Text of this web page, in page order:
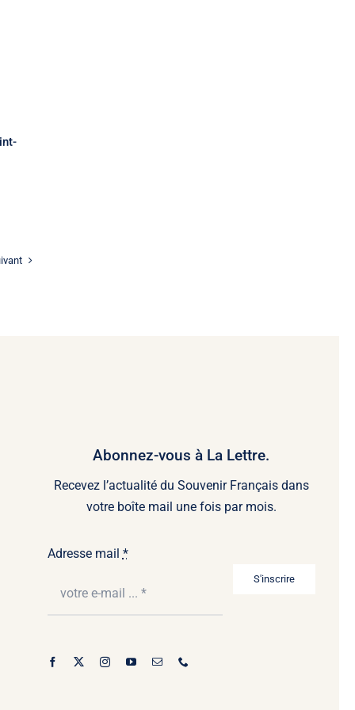
Abonnez-vous à La Lettre.
Recevez l’actualité du Souvenir Français dans
votre boîte mail une fois par mois.
Adresse mail *
S'inscrire